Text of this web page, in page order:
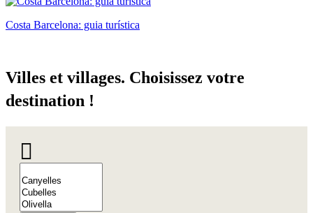
Costa Barcelona: guia turística
Villes et villages. Choisissez votre
destination !